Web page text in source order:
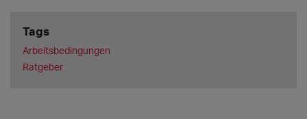
Tags
Arbeitsbedingungen
Ratgeber